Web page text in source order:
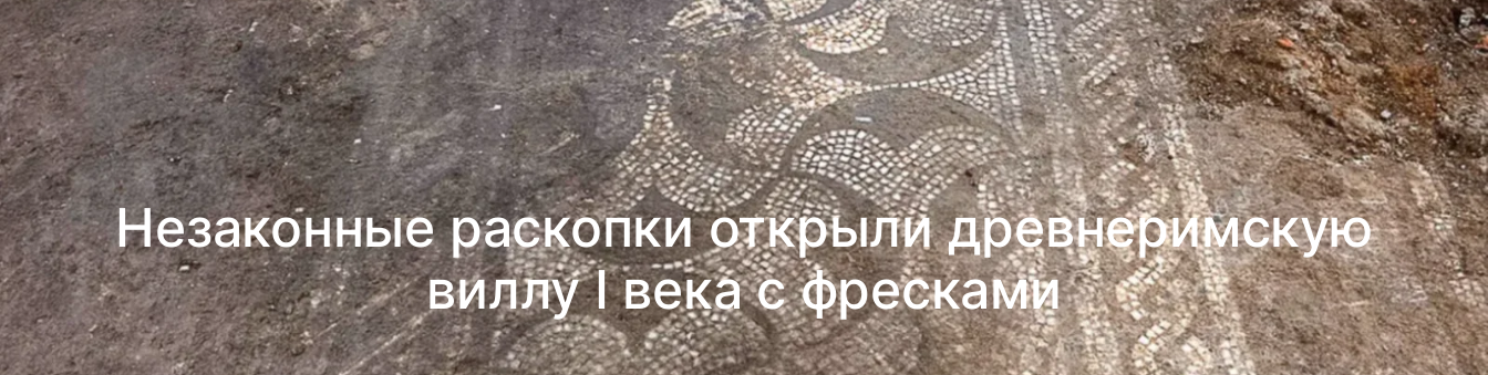
Незаконные раскопки открыли древнеримскую
виллу I века с фресками